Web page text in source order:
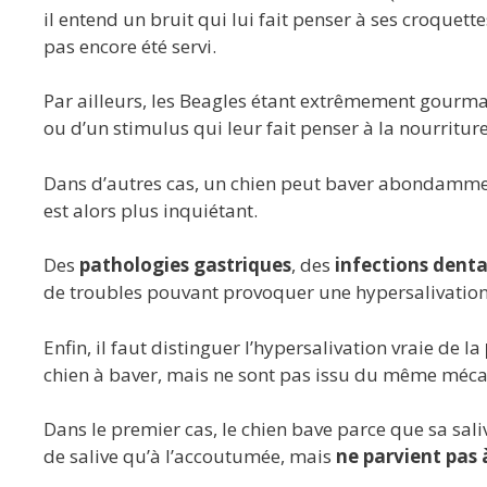
il entend un bruit qui lui fait penser à ses
pas encore été servi.
Par ailleurs, les Beagles étant extrêmement
ou d’un stimulus qui leur fait penser à la
Dans d’autres cas, un chien peut baver
est alors plus inquiétant.
Des pathologies gastriques, des infections
de troubles pouvant provoquer une
Enfin, il faut distinguer l’hypersalivation vraie de la
chien à baver, mais ne sont pas issu du même
Dans le premier cas, le chien bave parce que sa
de salive qu’à l’accoutumée, mais ne parvient pas